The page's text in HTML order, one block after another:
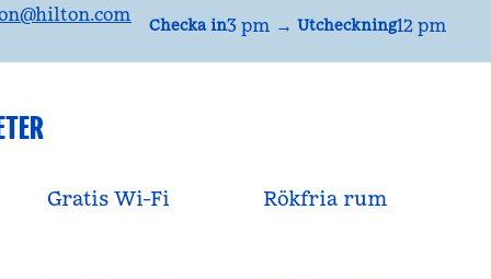
@hilton.com Checka in3 pm → Utcheckning12 pm
Gratis Wi-Fi Rökfria rum